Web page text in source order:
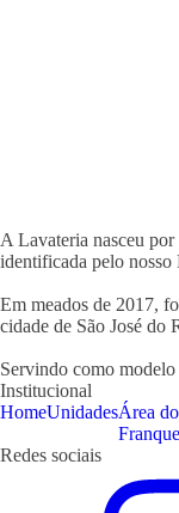
A Lavateria nasceu por
identificada pelo
Em meados de 2017,
cidade de São José do
Servindo como modelo
Institucional
HomeUnidadesÁrea do
Redes sociais